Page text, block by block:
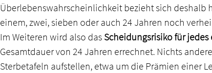
Überlebenswahrscheinlichkeit bezieht sich deshalb
einem, zwei, sieben oder auch 24 Jahren noch
Im Weiteren wird also das Scheidungsrisiko für
Gesamtdauer von 24 Jahren errechnet. Nichts
Sterbetafeln aufstellen, etwa um die Prämien einer